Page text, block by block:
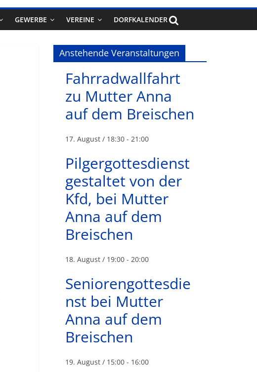
GEWERBE VEREINE DORFKALENDER
Anstehende Veranstaltungen
Fahrradwallfahrt
zu Mutter Anna
auf dem Breischen
17. August / 18:30 - 21:00
Pilgergottesdienst
gestaltet von der
Kfd, bei Mutter
Anna auf dem
Breischen
18. August / 19:00 - 20:00
Seniorengottesdie
nst bei Mutter
Anna auf dem
Breischen
19. August / 15:00 - 16:00